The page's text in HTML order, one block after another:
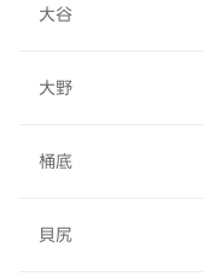
大谷
大野
桶底
貝尻